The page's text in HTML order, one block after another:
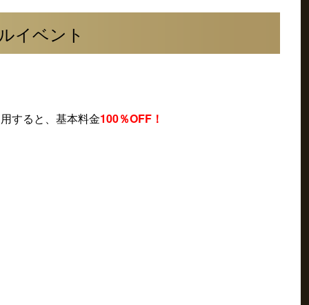
イベント
すると、基本料金100％OFF！